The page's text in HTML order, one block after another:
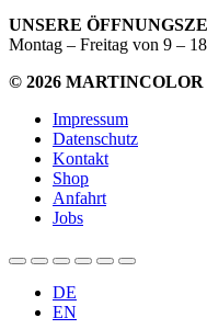
UNSERE
Montag – Freitag von 9 –
© 2026 MARTINCOLOR
Impressum
Datenschutz
Kontakt
Shop
Anfahrt
Jobs
DE
EN